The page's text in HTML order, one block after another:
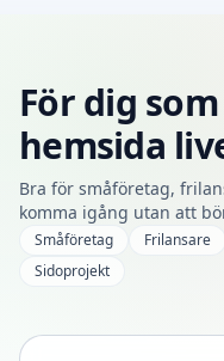
För dig
hemsida
Bra för småföretag,
komma igång utan att
Småföretag Frilansare
Sidoprojekt